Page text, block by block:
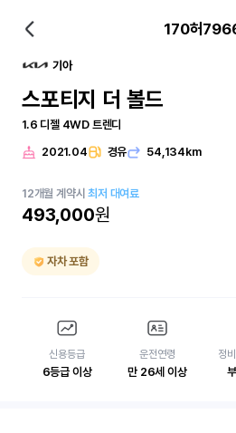
170허
기아
스포티지 더 볼드
1.6 디젤 4WD 트렌디
2021.04 경유 54,134km
12개월 계약시최저 대여료
493,000원
자차 포함
신용등급
6등급 이상
운전연령
만 26세 이상
정